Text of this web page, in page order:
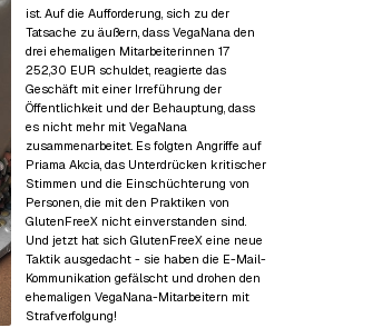
ist. Auf die Aufforderung, sich zu der
Tatsache zu äußern, dass VegaNana den
drei ehemaligen Mitarbeiterinnen 17
252,30 EUR schuldet, reagierte das
Geschäft mit einer Irreführung der
Öffentlichkeit und der Behauptung, dass
es nicht mehr mit VegaNana
zusammenarbeitet. Es folgten Angriffe auf
Priama Akcia, das Unterdrücken kritischer
Stimmen und die Einschüchterung von
Personen, die mit den Praktiken von
GlutenFreeX nicht einverstanden sind.
Und jetzt hat sich GlutenFreeX eine neue
Taktik ausgedacht - sie haben die E-Mail-
Kommunikation gefälscht und drohen den
ehemaligen VegaNana-Mitarbeitern mit
Strafverfolgung!